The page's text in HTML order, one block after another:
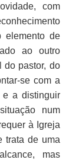
com
elemento de
ao outro
do pastor, do
se com a
e a distinguir
num
à Igreja
trata de uma
mas